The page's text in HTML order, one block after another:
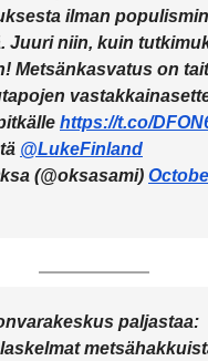
ilman populismin
Juuri niin, kuin
Metsänkasvatus on
https://t.co/
@LukeFinland
(@oksasami)
paljastaa: